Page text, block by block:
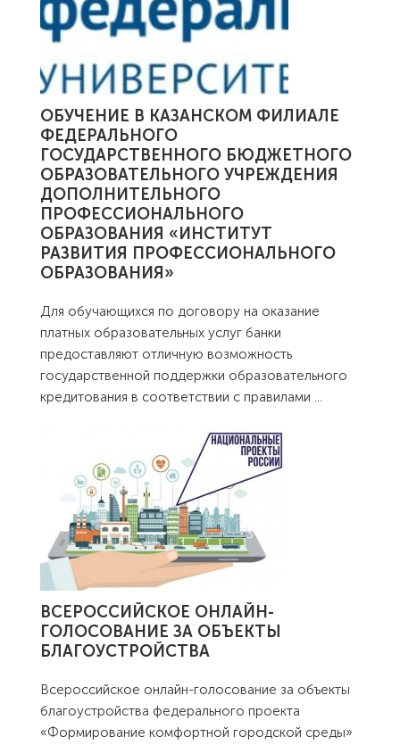
ОБУЧЕНИЕ В КАЗАНСКОМ ФИЛИАЛЕ
ФЕДЕРАЛЬНОГО
ГОСУДАРСТВЕННОГО БЮДЖЕТНОГО
ОБРАЗОВАТЕЛЬНОГО УЧРЕЖДЕНИЯ
ДОПОЛНИТЕЛЬНОГО
ПРОФЕССИОНАЛЬНОГО
ОБРАЗОВАНИЯ «ИНСТИТУТ
РАЗВИТИЯ ПРОФЕССИОНАЛЬНОГО
ОБРАЗОВАНИЯ»
Для обучающихся по договору на оказание
платных образовательных услуг банки
предоставляют отличную возможность
государственной поддержки образовательного
кредитования в соответствии с правилами ...
ВСЕРОССИЙСКОЕ ОНЛАЙН-
ГОЛОСОВАНИЕ ЗА ОБЪЕКТЫ
БЛАГОУСТРОЙСТВА
Всероссийское онлайн-голосование за объекты
благоустройства федерального проекта
«Формирование комфортной городской среды»